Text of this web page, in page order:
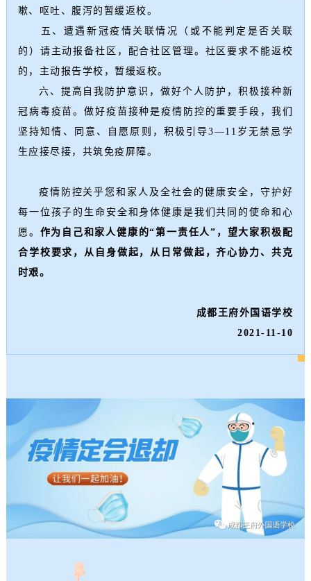
嗽、呕吐、腹泻的暂缓返校。
五、遭遇新冠疫情关联情况（或不能判定是否关联
的）请主动报备社区，配合社区管理。 社区要求不能返校
的，主动报告学校，暂缓返校。
六、提高自我防护意识，做好个人防护，积极接种新
冠病毒疫苗。做好疫苗接种是疫情防控的重要手段，我们
坚持知情、同意、自愿原则，积极引导3—11岁无禁忌学
生应接尽接，共筑免疫屏障。
疫情防控关乎您和家人及全社会的健康安全，守护好
每一位孩子的生命安全和身体健康是我们共同的使命和心
愿。 作为自己和家人健康的“第一责任人”，望大家积极配
合学校要求，从自身做起，从日常做起，齐心协力、共克
时艰。
成都王府外国语学校
2021-11-10